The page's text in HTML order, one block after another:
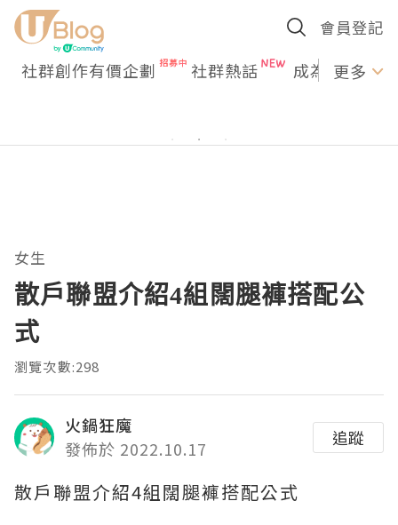
會員登記
社群創作有價企劃 社群熱話 成為U更多
女生
散戶聯盟介紹4組闊腿褲搭配公
式
瀏覽次數:298
火鍋狂魔
發佈於 2022.10.17
追蹤
散戶聯盟介紹4組闊腿褲搭配公式